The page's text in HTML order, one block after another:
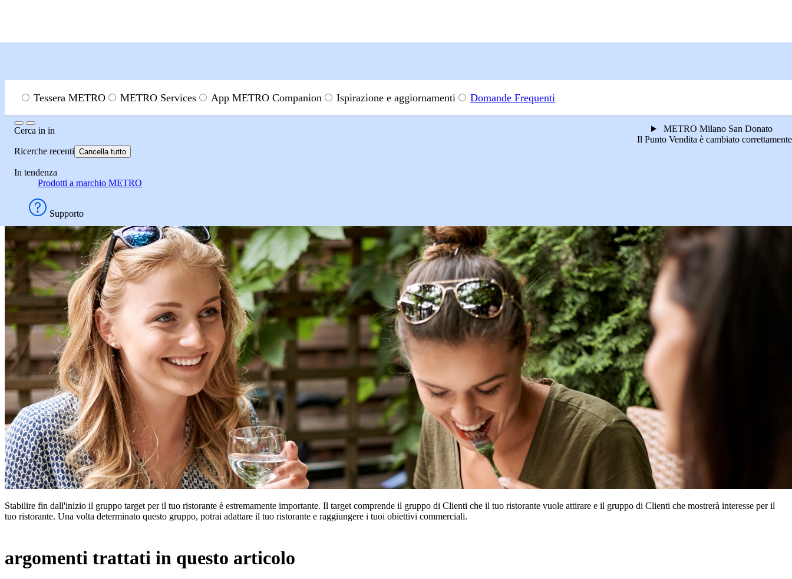
Menu
Cerca
Cerca in in
Ricerche recenti Cancella tutto
In tendenza
Prodotti a marchio METRO
Supporto
METRO Milano San Donato
Il Punto Vendita è cambiato correttamente
Tessera METRO METRO Services App METRO Companion Ispirazione e aggiornamenti Domande Frequenti
Dati demografici del gruppo target del ristorante
Stabilire fin dall'inizio il gruppo target per il tuo ristorante è estremamente importante. Il target comprende il gruppo di Clienti che il tuo ristorante vuole attirare e il gruppo di Clienti che mostrerà interesse per il
tuo ristorante. Una volta determinato questo gruppo, potrai adattare il tuo ristorante e raggiungere i tuoi obiettivi commerciali.
argomenti trattati in questo articolo